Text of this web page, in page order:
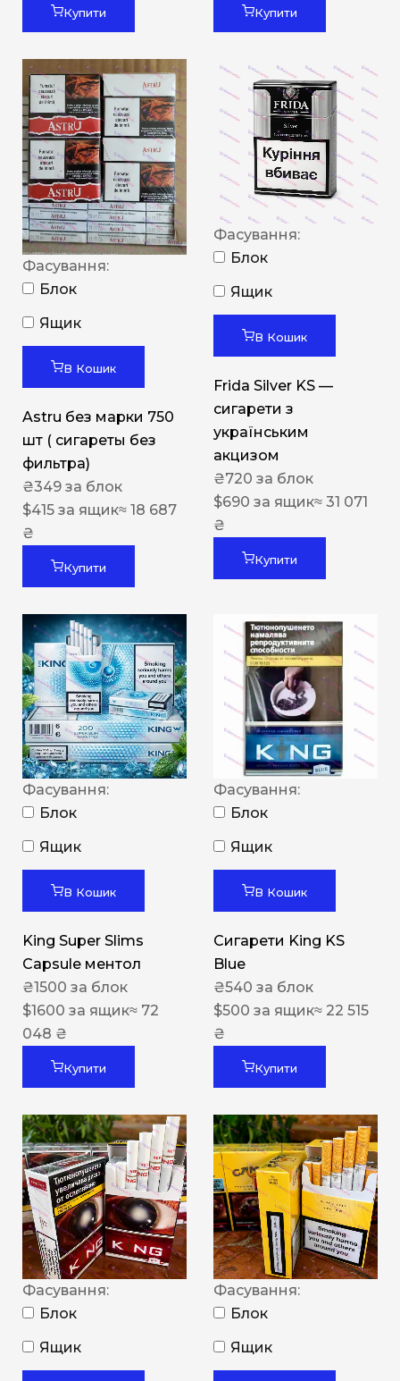
Купити Купити
Фасування:
Блок
Ящик
В Кошик
Astru без марки 750
шт ( сигареты без
фильтра)
₴349 за блок
$415 за ящик≈ 18 687
₴
Купити
Фасування:
Блок
Ящик
В Кошик
Frida Silver KS —
сигарети з
українським
акцизом
₴720 за блок
$690 за ящик≈ 31 071
₴
Купити
Фасування:
Блок
Ящик
В Кошик
King Super Slims
Capsule ментол
₴1500 за блок
$1600 за ящик≈ 72
048 ₴
Купити
Фасування:
Блок
Ящик
В Кошик
Сигарети King KS
Blue
₴540 за блок
$500 за ящик≈ 22 515
₴
Купити
Фасування:
Блок
Ящик
Фасування:
Блок
Ящик